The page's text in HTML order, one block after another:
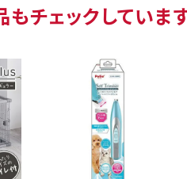
チェックしています